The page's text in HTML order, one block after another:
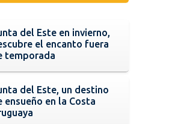
del Este en invierno,
el encanto fuera
temporada
del Este, un destino
ensueño en la Costa